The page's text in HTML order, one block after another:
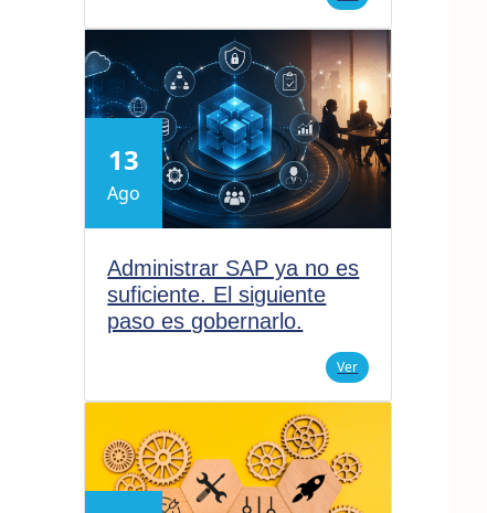
13
Ago
Administrar SAP ya no es
suficiente. El siguiente
paso es gobernarlo.
Ver